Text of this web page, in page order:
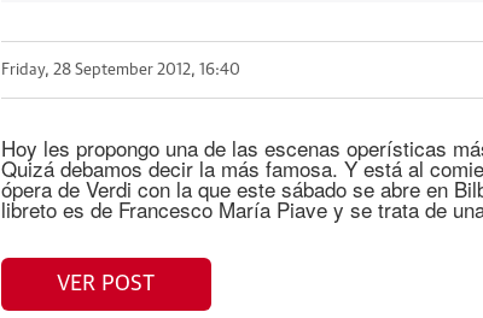
Friday, 28 September 2012, 16:40
Hoy les propongo una de las escenas operísticas
Quizá debamos decir la más famosa. Y está al
ópera de Verdi con la que este sábado se abre en
libreto es de Francesco María Piave y se trata de
VER POST